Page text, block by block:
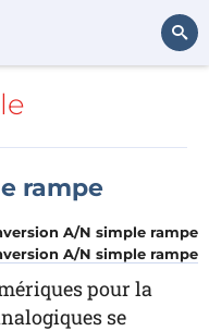
rampe
A/N simple rampe
pour la
se